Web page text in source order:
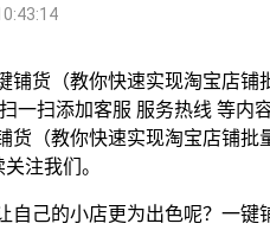
铺货（教你快速实现淘宝店
一扫添加客服 服务热线 等内
货（教你快速实现淘宝店铺
注我们。
自己的小店更为出色呢？一